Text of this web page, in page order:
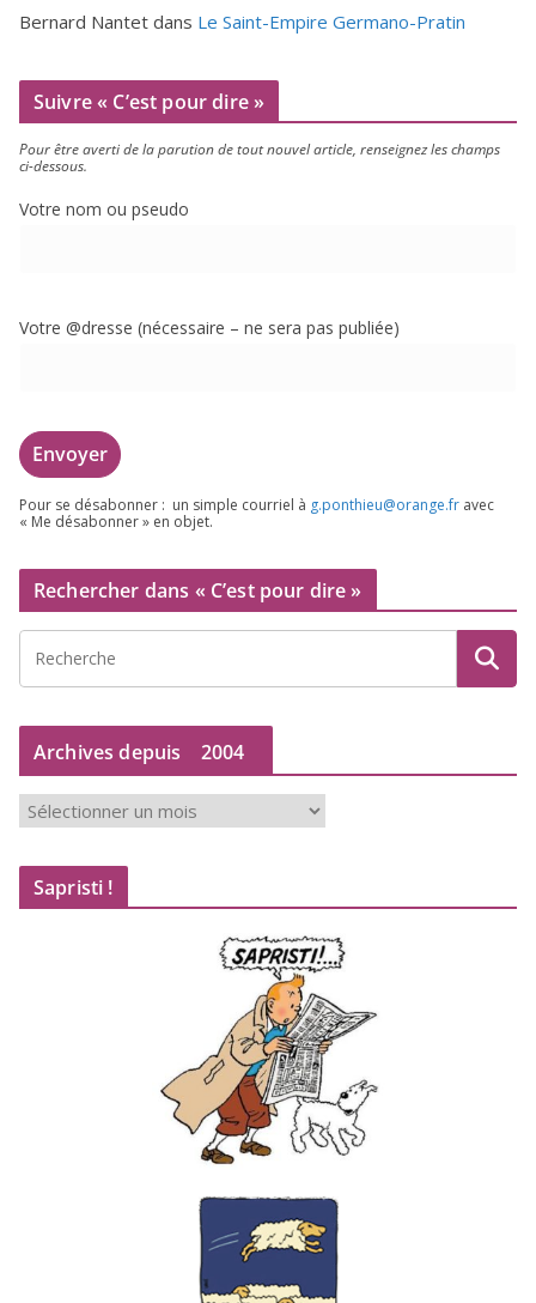
Bernard Nantet dans Le Saint-Empire Germano-Pratin
Suivre « C’est pour dire »
Pour être aver­ti de la paru­tion de tout nou­vel article, ren­sei­gnez les champs
ci-dessous.
Votre nom ou pseudo
Votre @dresse (néces­saire – ne sera pas publiée)
Pour se désa­bon­ner : un simple cour­riel à g.​ponthieu@​orange.​fr avec
« Me désa­bon­ner » en objet.
Rechercher dans « C’est pour dire »
Archives depuis 2004
c
Sapristi !